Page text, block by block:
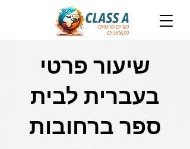
שיעור פרטי
בעברית לבית
ספר ברחובות